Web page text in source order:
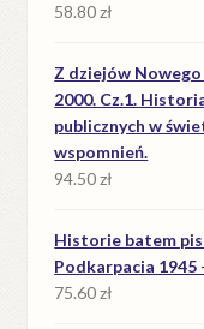
58.80zł
Z dziejów
2000. Cz.1.
publicznych w
wspomnień.
94.50zł
Historie batem
Podkarpacia 1945
75.60zł